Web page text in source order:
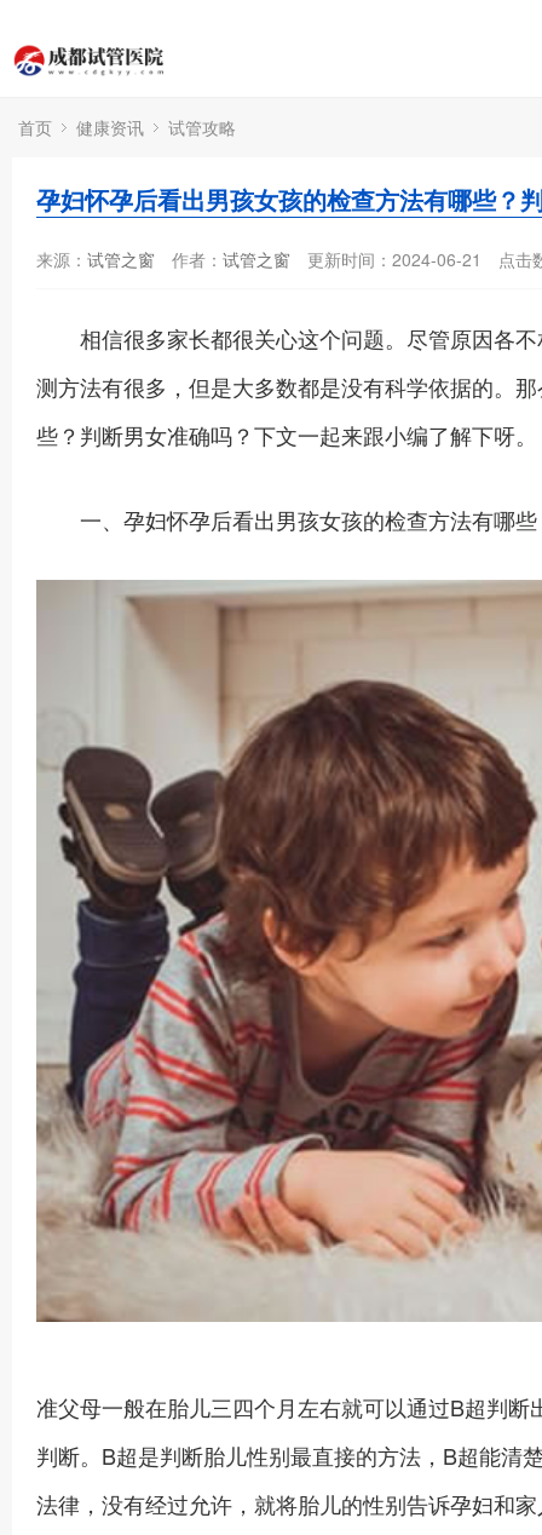
首页 健康资讯 试管攻略
孕妇怀孕后看出男孩女孩的检查方法有哪些？
来源： 试管之窗 作者： 试管之窗 更新时间：2024-06-21 点击
相信很多家长都很关心这个问题。尽管原因各不
测方法有很多，但是大多数都是没有科学依据的。
些？判断男女准确吗？下文一起来跟小编了解下呀。
一、孕妇怀孕后看出男孩女孩的检查方法有哪些
准父母一般在胎儿三四个月左右就可以通过B超判
判断。B超是判断胎儿性别最直接的方法，B超能清
法律，没有经过允许，就将胎儿的性别告诉孕妇和